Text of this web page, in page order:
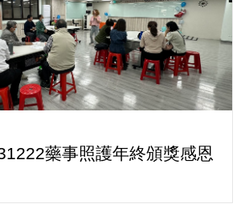
藥事照護年終頒獎感恩